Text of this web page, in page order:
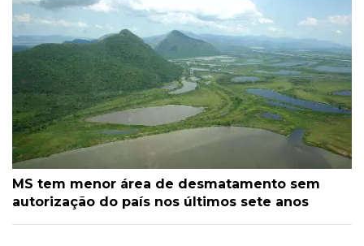
MS tem menor área de desmatamento sem
autorização do país nos últimos sete anos